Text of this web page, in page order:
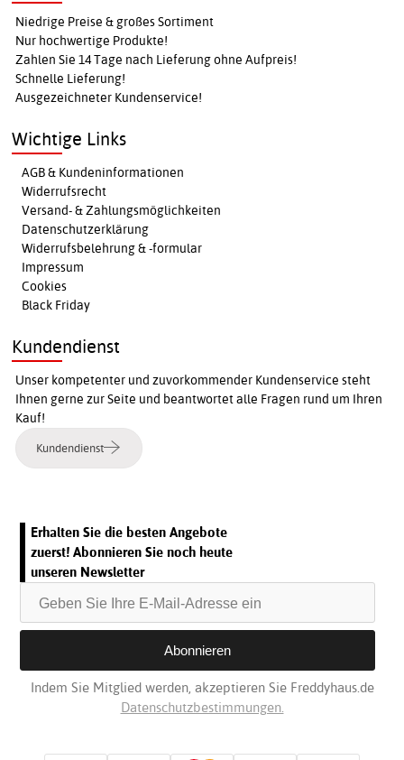
Niedrige Preise & großes Sortiment
Nur hochwertige Produkte!
Zahlen Sie 14 Tage nach Lieferung ohne Aufpreis!
Schnelle Lieferung!
Ausgezeichneter Kundenservice!
Wichtige Links
AGB & Kundeninformationen
Widerrufsrecht
Versand- & Zahlungsmöglichkeiten
Datenschutzerklärung
Widerrufsbelehrung & -formular
Impressum
Cookies
Black Friday
Kundendienst
Unser kompetenter und zuvorkommender Kundenservice steht
Ihnen gerne zur Seite und beantwortet alle Fragen rund um Ihren
Kauf!
Kundendienst
Erhalten Sie die besten Angebote
zuerst! Abonnieren Sie noch heute
unseren Newsletter
Indem Sie Mitglied werden, akzeptieren Sie Freddyhaus.de
Datenschutzbestimmungen.